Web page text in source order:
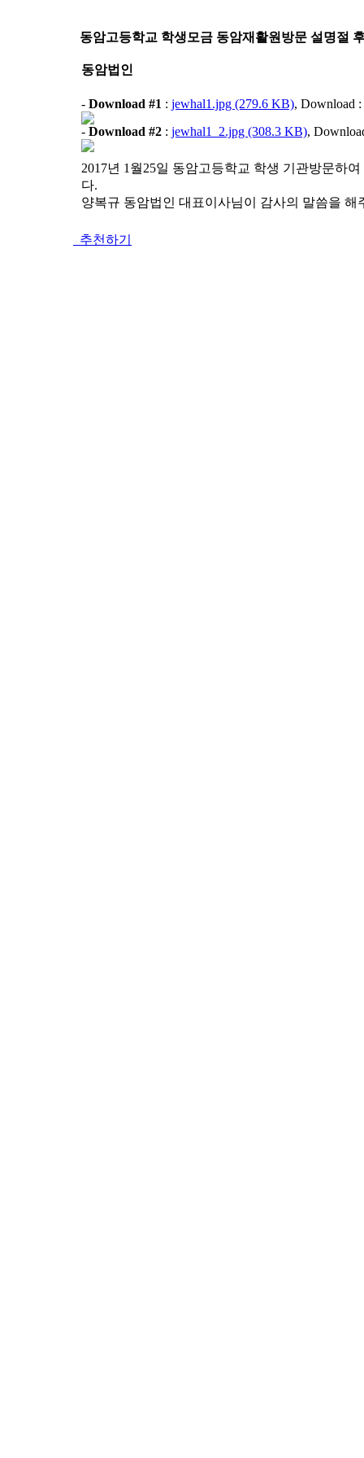
동암고등학교 학생모금 동암재활원방문 설명절
동암법인
- Download #1 : jewhal1.jpg (279.6 KB), Download :
- Download #2 : jewhal1_2.jpg (308.3 KB),
2017년 1월25일 동암고등학교 학생 기관방문하
다.
양복규 동암법인 대표이사님이 감사의 말씀을 해
추천하기